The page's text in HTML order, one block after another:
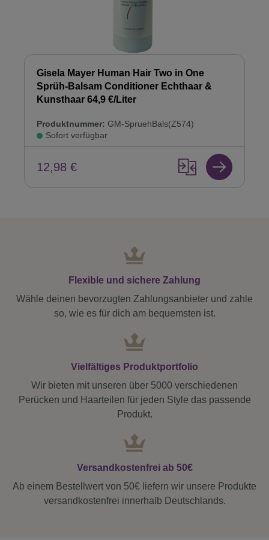
Gisela Mayer Human Hair Two in One
Sprüh-Balsam Conditioner Echthaar &
Kunsthaar 64,9 €/Liter
Produktnummer: GM-SpruehBals(Z574)
Sofort verfügbar
12,98 €
Flexible und sichere Zahlung
Wähle deinen bevorzugten Zahlungsanbieter und zahle
so, wie es für dich am bequemsten ist.
Vielfältiges Produktportfolio
Wir bieten mit unseren über 5000 verschiedenen
Perücken und Haarteilen für jeden Style das passende
Produkt.
Versandkostenfrei ab 50€
Ab einem Bestellwert von 50€ liefern wir unsere Produkte
versandkostenfrei innerhalb Deutschlands.